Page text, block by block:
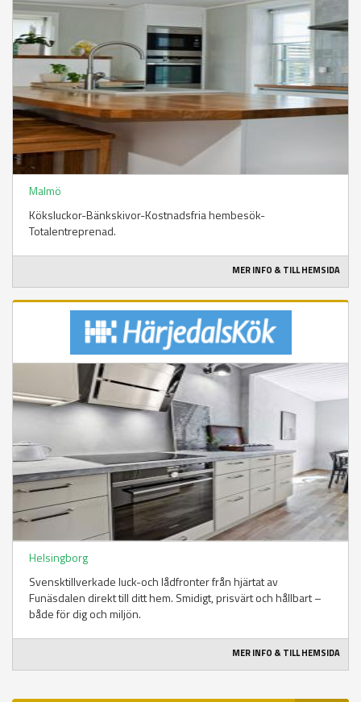
Malmö
Köksluckor-Bänkskivor-Kostnadsfria hembesök-
Totalentreprenad.
MER INFO & TILL HEMSIDA
Helsingborg
Svensktillverkade luck-och lådfronter från hjärtat av
Funäsdalen direkt till ditt hem. Smidigt, prisvärt och hållbart –
både för dig och miljön.
MER INFO & TILL HEMSIDA